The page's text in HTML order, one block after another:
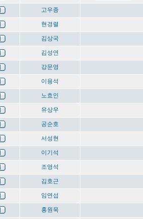
고우종
현경렬
김상국
김성연
강문영
이용석
노효인
유상우
공순호
서성현
이기석
조영석
김호근
임연섭
홍원욱